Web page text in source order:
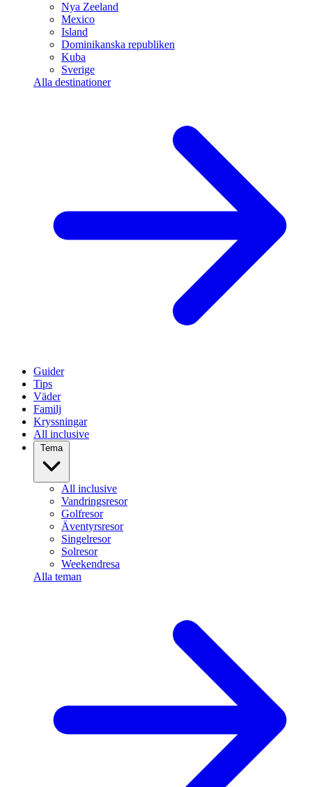
Nya Zeeland
Mexico
Island
Dominikanska republiken
Kuba
Sverige
Alla destinationer
Guider
Tips
Väder
Familj
Kryssningar
All inclusive
Tema
All inclusive
Vandringsresor
Golfresor
Äventyrsresor
Singelresor
Solresor
Weekendresa
Alla teman